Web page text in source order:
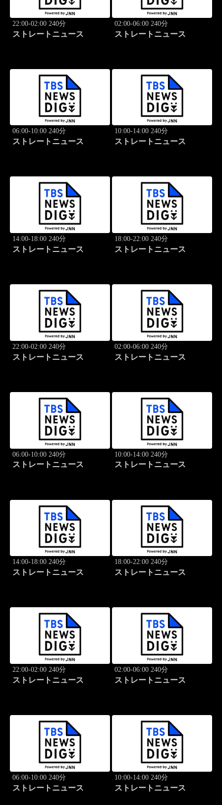
22:00-02:00 240分
ストレートニュース
02:00-06:00 240分
ストレートニュース
06:00-10:00 240分
ストレートニュース
10:00-14:00 240分
ストレートニュース
14:00-18:00 240分
ストレートニュース
18:00-22:00 240分
ストレートニュース
22:00-02:00 240分
ストレートニュース
02:00-06:00 240分
ストレートニュース
06:00-10:00 240分
ストレートニュース
10:00-14:00 240分
ストレートニュース
14:00-18:00 240分
ストレートニュース
18:00-22:00 240分
ストレートニュース
22:00-02:00 240分
ストレートニュース
02:00-06:00 240分
ストレートニュース
06:00-10:00 240分
ストレートニュース
10:00-14:00 240分
ストレートニュース